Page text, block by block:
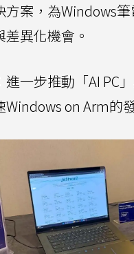
方案，為Windows
異化機會。
進一步推動「AI PC
on Arm的